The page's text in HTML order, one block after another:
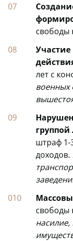
свободы
лет с
военных
штраф 1-
доходов.
свободы